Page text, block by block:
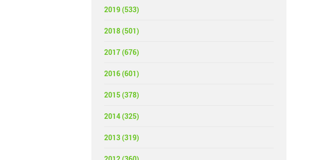
2019 (533)
2018 (501)
2017 (676)
2016 (601)
2015 (378)
2014 (325)
2013 (319)